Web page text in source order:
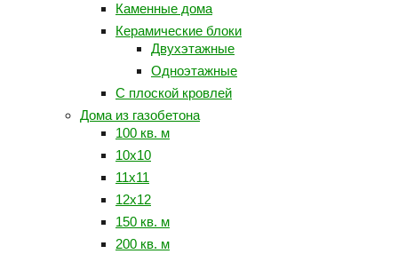
Каменные дома
Керамические блоки
Двухэтажные
Одноэтажные
С плоской кровлей
Дома из газобетона
100 кв. м
10x10
11x11
12x12
150 кв. м
200 кв. м